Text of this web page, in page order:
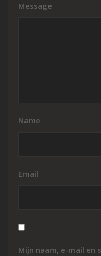
Message
Name
Email
Mijn naam, e-mail en